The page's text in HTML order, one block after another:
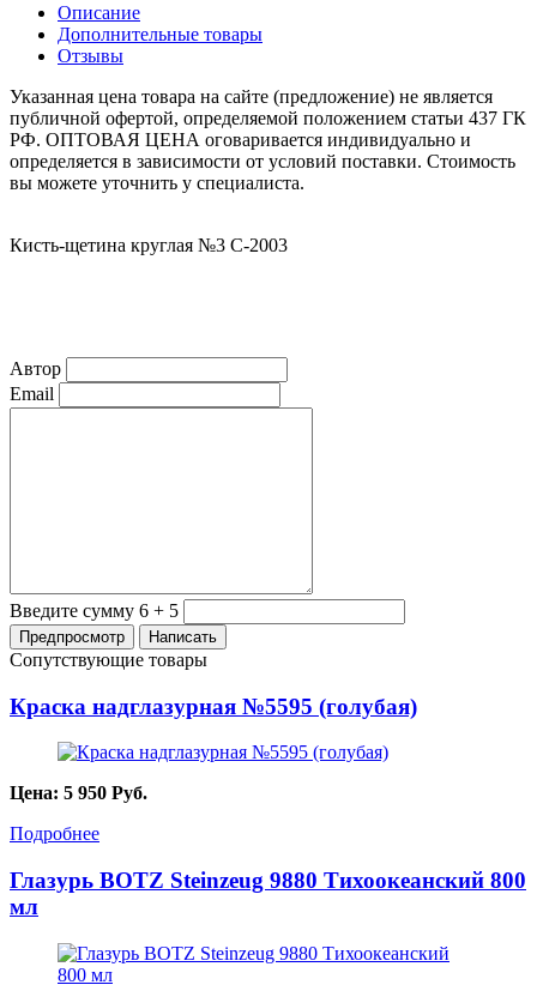
Описание
Дополнительные товары
Отзывы
Указанная цена товара на сайте (предложение) не является
публичной офертой, определяемой положением статьи 437 ГК
РФ. ОПТОВАЯ ЦЕНА оговаривается индивидуально и
определяется в зависимости от условий поставки. Стоимость
вы можете уточнить у специалиста.
Кисть-щетина круглая №3 С-2003
Автор
Email
Введите сумму 6 + 5
Сопутствующие товары
Краска надглазурная №5595 (голубая)
Цена: 5 950 Руб.
Подробнее
Глазурь BOTZ Steinzeug 9880 Тихоокеанский 800
мл